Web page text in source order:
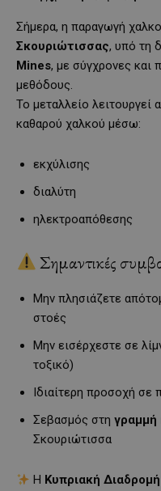
Σήμερα, η παραγωγή
Σκουριώτισσας, υπό τη
Mines, με σύγχρονες και
μεθόδους.
Το μεταλλείο λειτουργεί
καθαρού χαλκού μέσω:
εκχύλισης
διαλύτη
ηλεκτροαπόθεσης
Σημαντικές
Μην πλησιάζετε
στοές
Μην εισέρχεστε σε
τοξικό)
Ιδιαίτερη προσοχή σε
Σεβασμός στη γραμμή
Σκουριώτισσα
Η Κυπριακή